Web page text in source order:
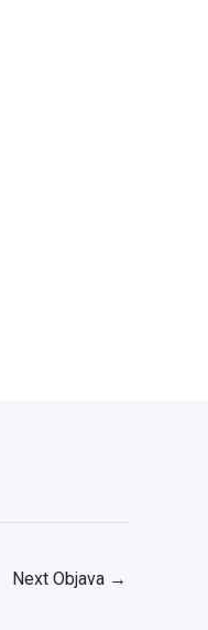
Next Objava →